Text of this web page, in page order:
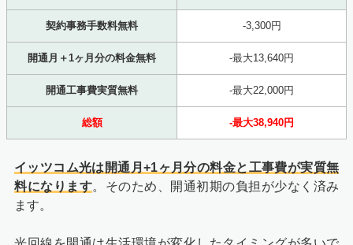
契約事務手数料無料 -3,300円
開通月＋1ヶ月分の料金無料 -最大13,640円
開通工事費実質無料 -最大22,000円
総額 -最大38,940円
イッツコム光は開通月+1ヶ月分の料金と工事費が実質無
料になります。そのため、開通初期の負担が少なく済み
ます。